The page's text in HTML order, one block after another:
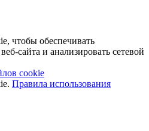
чтобы обеспечивать
сайта и анализировать сетевой
cookie
Правила использования